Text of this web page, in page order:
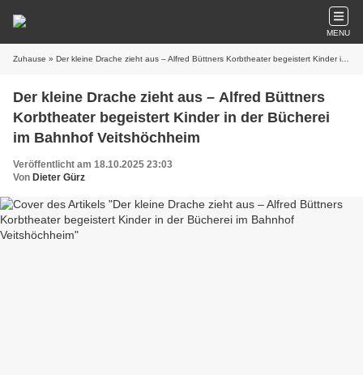
MENU
Zuhause » Der kleine Drache zieht aus – Alfred Büttners Korbtheater begeistert Kinder in der Bücherei im Bahnhof Veitshöchheim
Der kleine Drache zieht aus – Alfred Büttners
Korbtheater begeistert Kinder in der Bücherei
im Bahnhof Veitshöchheim
Veröffentlicht am 18.10.2025 23:03
Von Dieter Gürz